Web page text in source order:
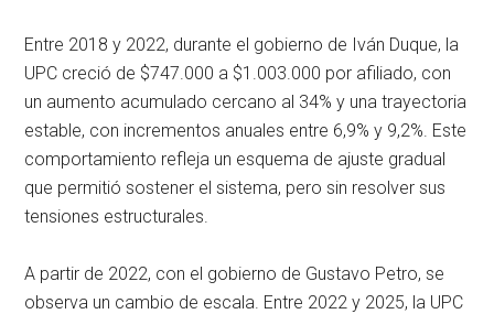
Entre 2018 y 2022, durante el gobierno de Iván Duque, la
UPC creció de $747.000 a $1.003.000 por afiliado, con
un aumento acumulado cercano al 34% y una trayectoria
estable, con incrementos anuales entre 6,9% y 9,2%. Este
comportamiento refleja un esquema de ajuste gradual
que permitió sostener el sistema, pero sin resolver sus
tensiones estructurales.
A partir de 2022, con el gobierno de Gustavo Petro, se
observa un cambio de escala. Entre 2022 y 2025, la UPC